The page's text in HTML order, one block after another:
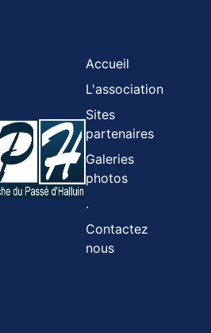
Accueil
L'association
Sites
partenaires
Galeries
photos
.
Contactez
nous